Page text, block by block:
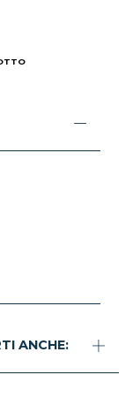
ANCHE: